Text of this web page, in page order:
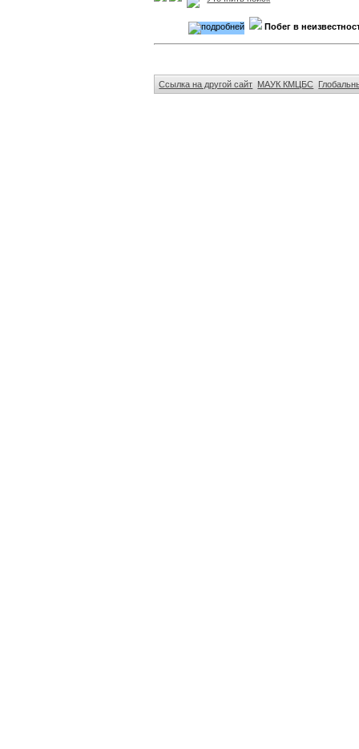
Побег в
Ссылка на другой сайт МАУК КМЦБС